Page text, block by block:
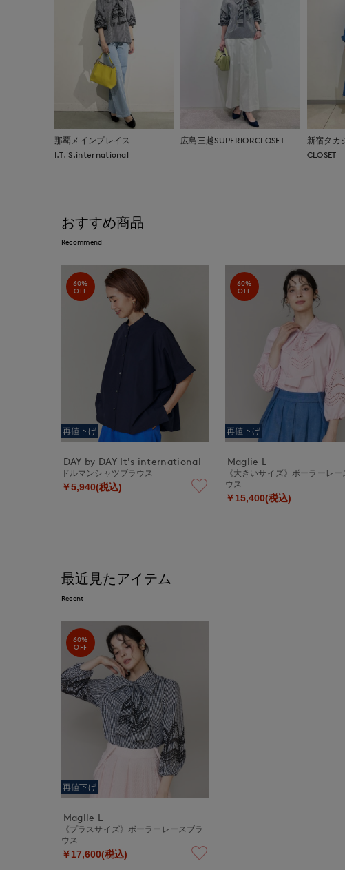
那覇メインプレイス
I.T.'S.international
広島三越SUPERIORCLOSET
新宿タカ
CLOSET
おすすめ商品
Recommend
60%
OFF
再値下げ
DAY by DAY It's international
ドルマンシャツブラウス
￥5,940(税込)
60%
OFF
再値下げ
Maglie L
《大きいサイズ》ボーラーレー
ウス
￥15,400(税込)
最近見たアイテム
Recent
60%
OFF
再値下げ
Maglie L
《プラスサイズ》ボーラーレースブラ
ウス
￥17,600(税込)